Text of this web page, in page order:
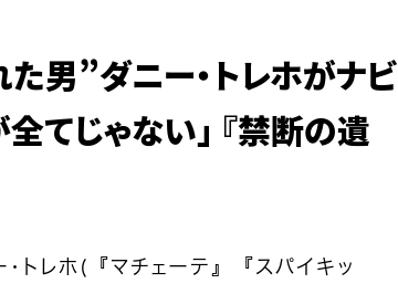
男”ダニー・トレホがナビ
てじゃない」 『禁断の遺
トレホ（『マチェーテ』『スパイキッ